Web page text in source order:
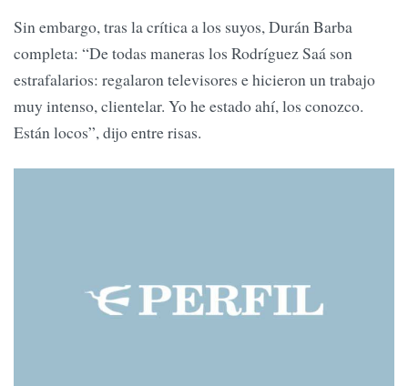
Sin embargo, tras la crítica a los suyos, Durán Barba
completa: “De todas maneras los Rodríguez Saá son
estrafalarios: regalaron televisores e hicieron un trabajo
muy intenso, clientelar. Yo he estado ahí, los conozco.
Están locos”, dijo entre risas.